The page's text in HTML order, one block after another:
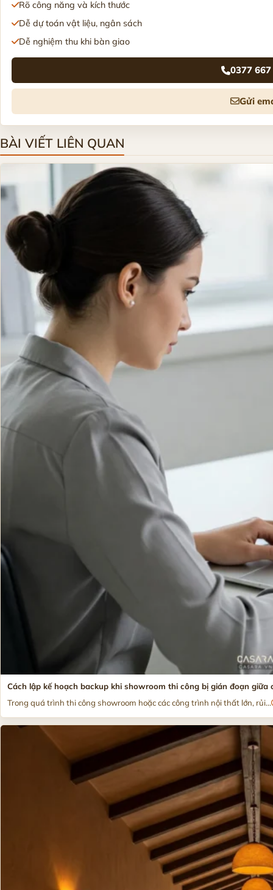
Rõ công năng và kích thước
Dễ dự toán vật liệu, ngân sách
Dễ nghiệm thu khi bàn giao
0377
Gửi
BÀI VIẾT LIÊN QUAN
Cách lập kế hoạch backup khi showroom thi công bị gián đoạn giữa
Trong quá trình thi công showroom hoặc các công trình nội thất lớn, rủi...